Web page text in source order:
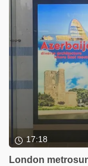
17:18
London